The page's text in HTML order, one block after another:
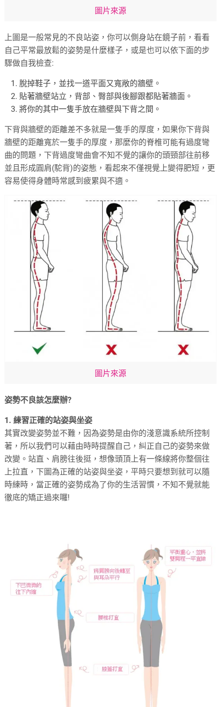
圖片來源
上圖是一般常見的不良站姿，你可以側身站在鏡子前，看看
自己平常最放鬆的姿勢是什麼樣子，或是也可以依下面的步
驟做自我檢查:
脫掉鞋子，並找一道平面又寬敞的牆壁。
貼著牆壁站立，背部、臀部與後腳跟都貼著牆面。
將你的其中一隻手放在牆壁與下背之間。
下背與牆壁的距離差不多就是一隻手的厚度，如果你下背與
牆壁的距離寬於一隻手的厚度，那麼你的脊椎可能有過度彎
曲的問題，下背過度彎曲會不知不覺的讓你的頭頸部往前移
並且形成圓肩(駝背)的姿態，看起來不僅視覺上變得肥短，更
容易使得身體時常感到疲累與不適。
圖片來源
姿勢不良該怎麼辦?
1. 練習正確的站姿與坐姿
其實改變姿勢並不難，因為姿勢是由你的淺意識系統所控制
著，所以我們可以藉由時時提醒自己，糾正自己的姿勢來做
改變。站直、肩膀往後挺，想像頭頂上有一條線將你整個往
上拉直，下圖為正確的站姿與坐姿，平時只要想到就可以隨
時練時，當正確的姿勢成為了你的生活習慣，不知不覺就能
徹底的矯正過來囉!